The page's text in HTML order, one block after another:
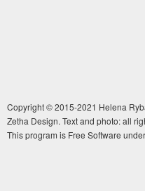
Copyright © 2015-2021 Helena
Zetha Design. Text and photo: all
This program is Free Software